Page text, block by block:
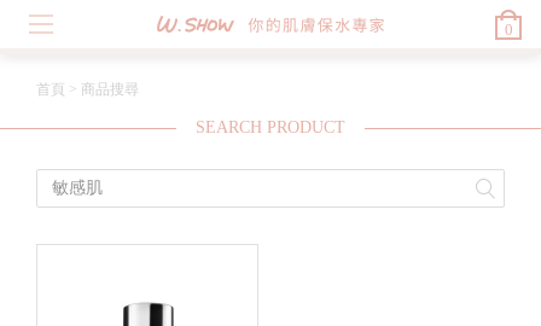
0
首頁 > 商品搜尋
SEARCH PRODUCT